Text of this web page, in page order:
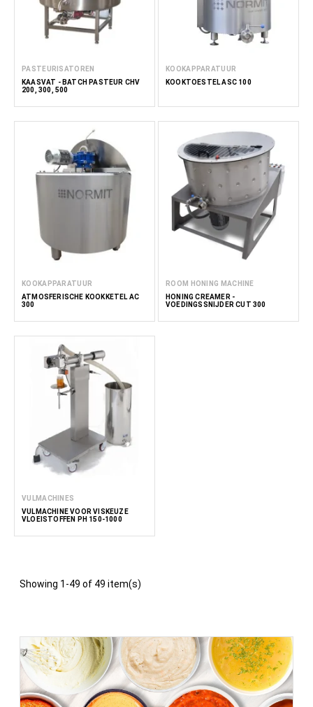
PASTEURISATOREN
KAASVAT - BATCH PASTEUR CHV
200, 300, 500
KOOKAPPARATUUR
KOOKTOESTEL ASC 100
KOOKAPPARATUUR
ATMOSFERISCHE KOOKKETEL AC
300
ROOM HONING MACHINE
HONING CREAMER -
VOEDINGSSNIJDER CUT 300
VULMACHINES
VULMACHINE VOOR VISKEUZE
VLOEISTOFFEN PH 150-1000
Showing 1-49 of 49 item(s)